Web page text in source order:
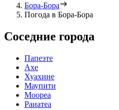
Бора-Бора
Погода в Бора-Бора
Соседние города
Папеэте
Ахе
Хуахине
Маупити
Моореа
Раиатеа